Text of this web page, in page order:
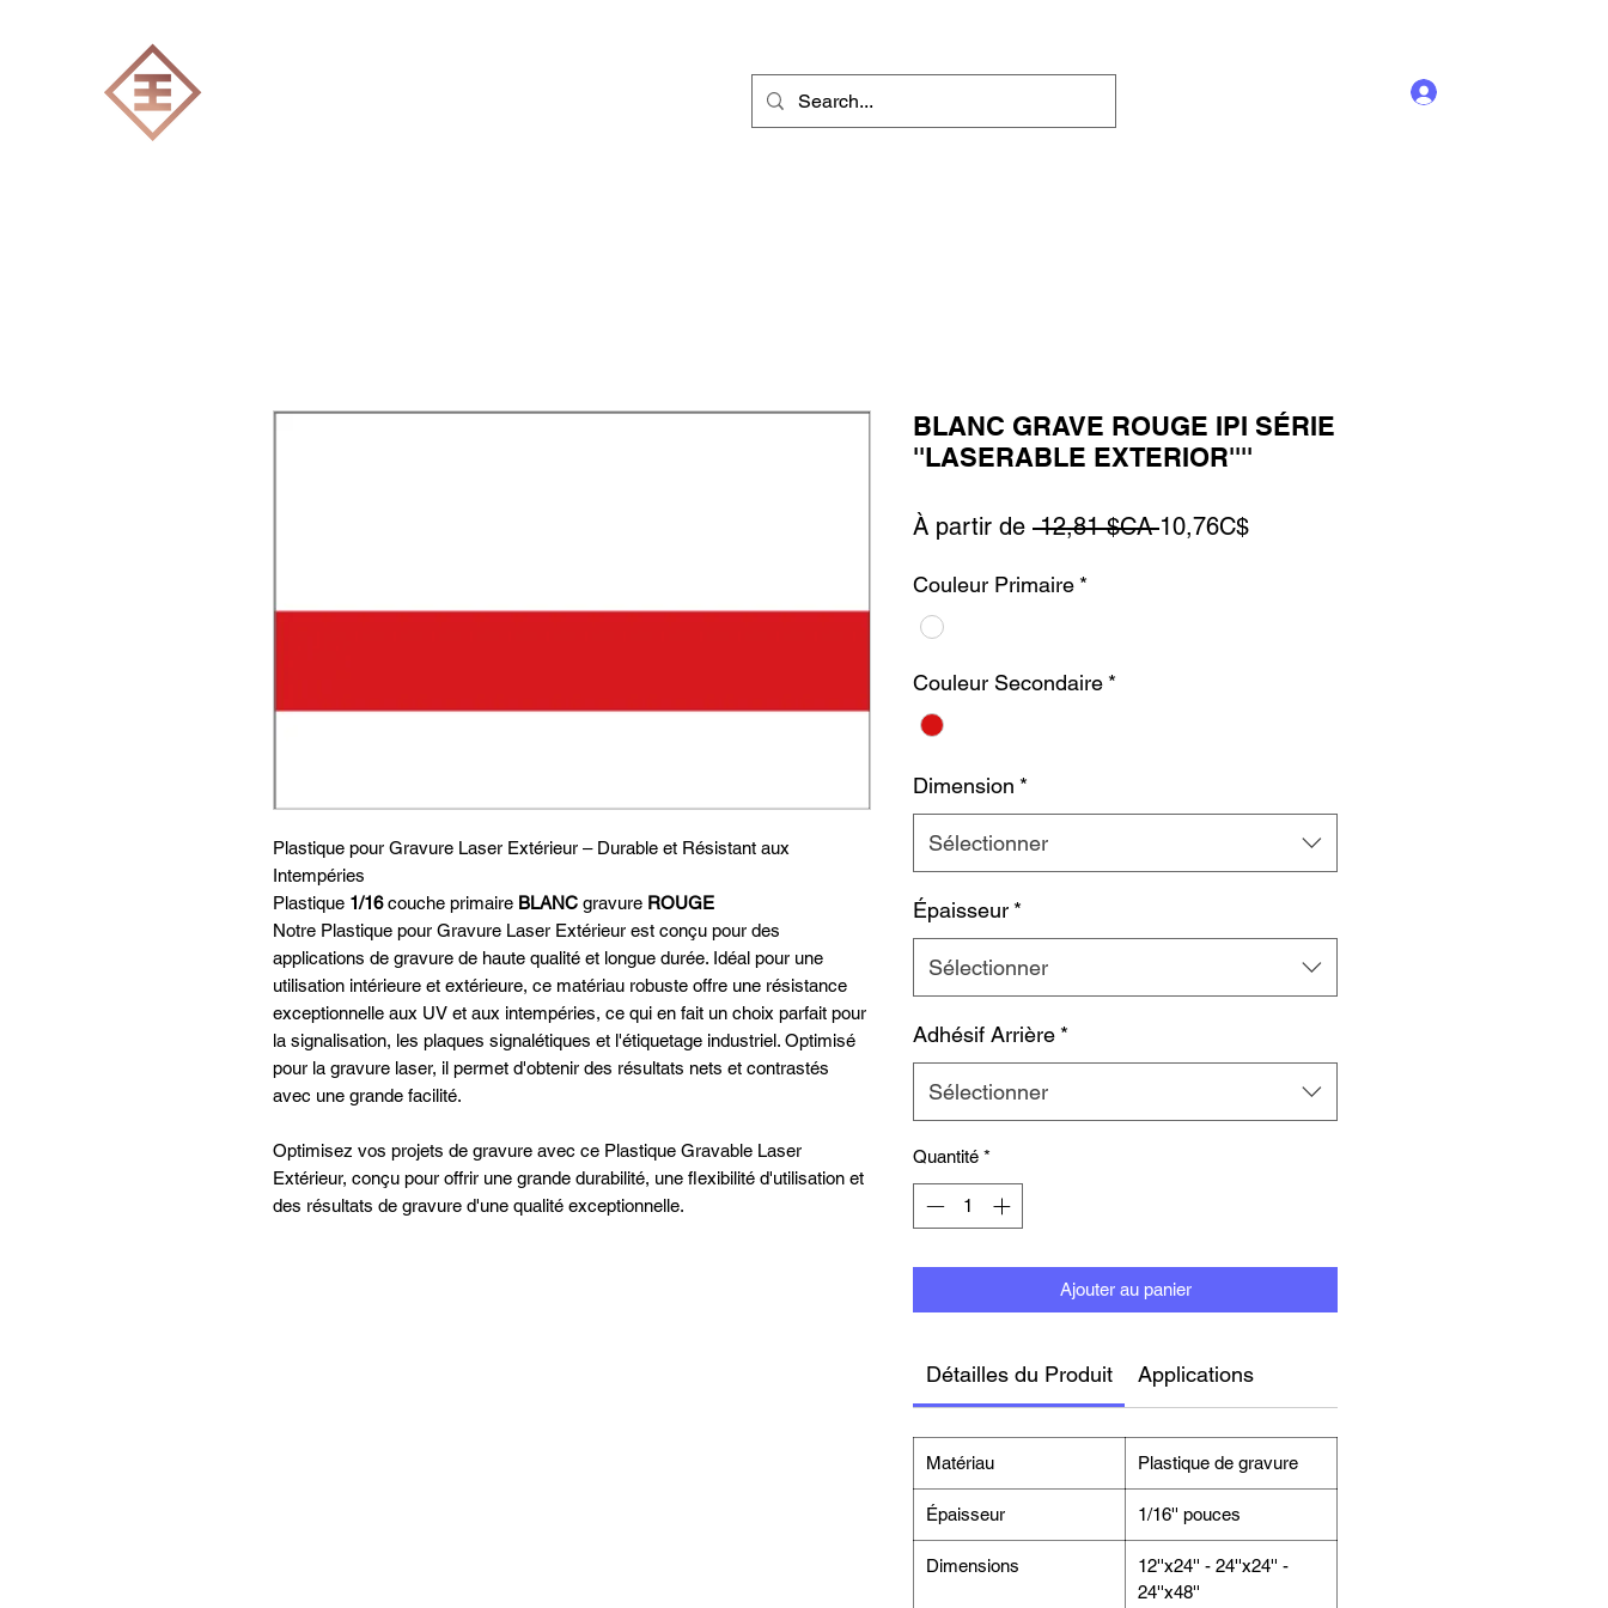
Plastique pour Gravure Laser Extérieur – Durable et Résistant aux
Intempéries
Plastique 1/16couche primaire BLANC gravure ROUGE
Notre Plastique pour Gravure Laser Extérieur est conçu pour des
applications de gravure de haute qualité et longue durée. Idéal pour une
utilisation intérieure et extérieure, ce matériau robuste offre une résistance
exceptionnelle aux UV et aux intempéries, ce qui en fait un choix parfait pour
la signalisation, les plaques signalétiques et l'étiquetage industriel. Optimisé
pour la gravure laser, il permet d'obtenir des résultats nets et contrastés
avec une grande facilité.
Optimisez vos projets de gravure avec ce Plastique Gravable Laser
Extérieur, conçu pour offrir une grande durabilité, une flexibilité d'utilisation et
des résultats de gravure d'une qualité exceptionnelle.
BLANC GRAVE ROUGE IPI SÉRIE
''LASERABLE EXTERIOR''''
À partir de 12,81 $CA Prix
10,76C$Prix
Couleur Primaire *
Couleur Secondaire *
Dimension *
Sélectionner
Épaisseur *
Sélectionner
Adhésif Arrière *
Sélectionner
Quantité *
Ajouter au panier
Détailles du Produit Applications
Matériau Plastique de gravure
Épaisseur 1/16'' pouces
Dimensions
12''x24'' - 24''x24'' -
24''x48''